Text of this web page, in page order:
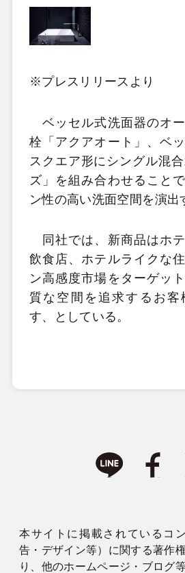
※プレスリリースより
ベッセル式洗面器のオ
栓「アクアオート」、ベ
スクエア形にシングル混
ズ」を組み合わせること
ン性の高い洗面空間を演出
同社では、新商品はホテ
飲食店、ホテルライクな
ン高感度市場をターゲッ
質な空間を追求するお
す、としている。
本サイトに掲載されているコ
告・デザイン等）に関する著作
り、他のホームページ・ブログ